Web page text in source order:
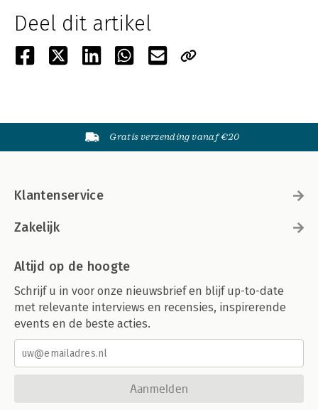
Deel dit artikel
Gratis verzending vanaf €20
Klantenservice
Zakelijk
Altijd op de hoogte
Schrijf u in voor onze nieuwsbrief en blijf up-to-date
met relevante interviews en recensies, inspirerende
events en de beste acties.
Aanmelden